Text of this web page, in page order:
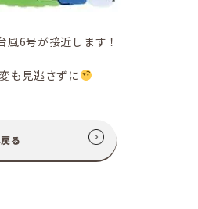
風6号が接近します！
も見逃さずに
る